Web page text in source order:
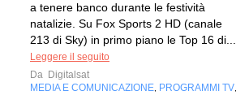
a tenere banco durante le festività
natalizie. Su Fox Sports 2 HD (canale
213 di Sky) in primo piano le Top 16 di...
Leggere il seguito
Da Digitalsat
MEDIA E COMUNICAZIONE PROGRAMMI TV